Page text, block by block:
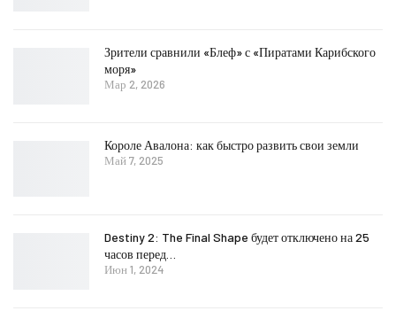
Зрители сравнили «Блеф» с «Пиратами Карибского
моря»
Мар 2, 2026
Короле Авалона: как быстро развить свои земли
Май 7, 2025
Destiny 2: The Final Shape будет отключено на 25
часов перед…
Июн 1, 2024